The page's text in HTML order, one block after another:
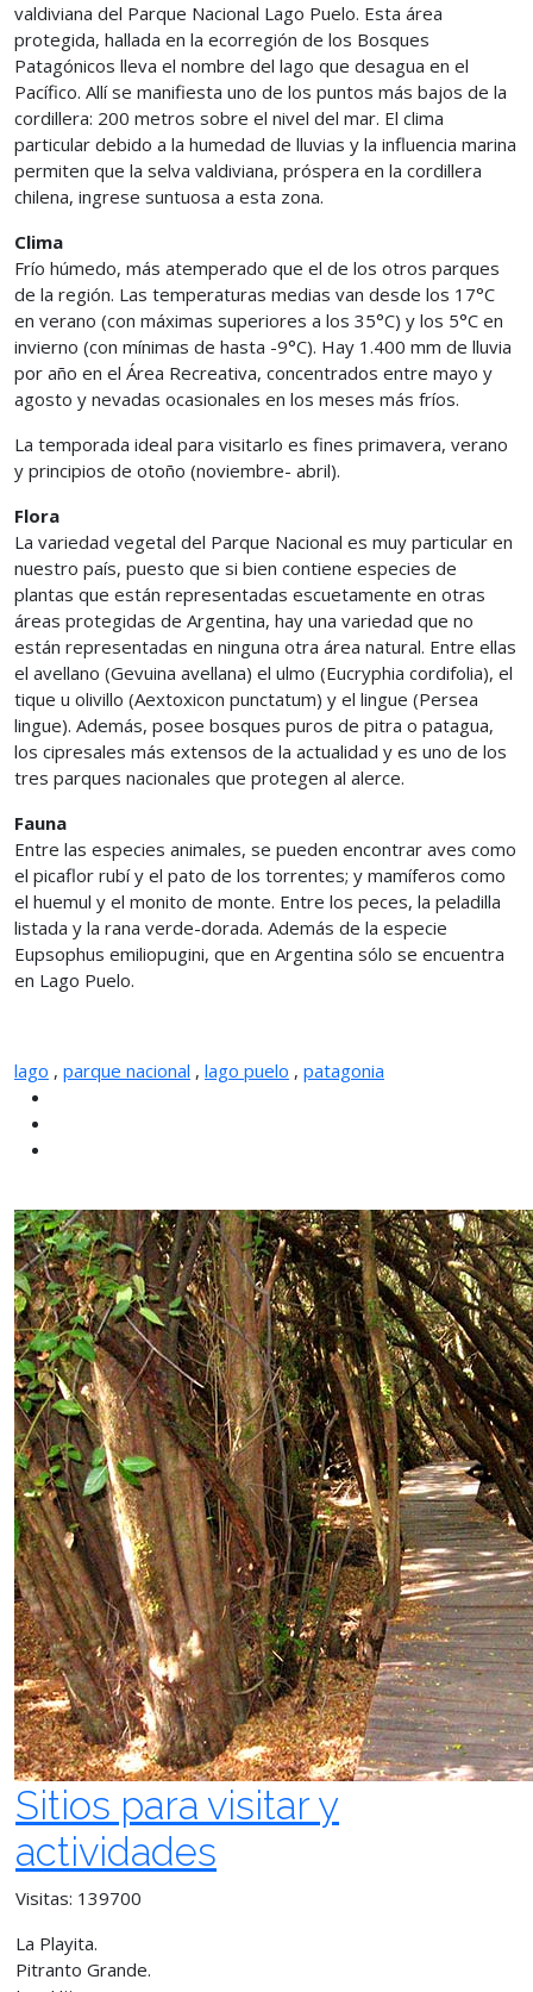
valdiviana del Parque Nacional Lago Puelo. Esta área
protegida, hallada en la ecorregión de los Bosques
Patagónicos lleva el nombre del lago que desagua en el
Pacífico. Allí se manifiesta uno de los puntos más bajos de la
cordillera: 200 metros sobre el nivel del mar. El clima
particular debido a la humedad de lluvias y la influencia marina
permiten que la selva valdiviana, próspera en la cordillera
chilena, ingrese suntuosa a esta zona.
Clima
Frío húmedo, más atemperado que el de los otros parques
de la región. Las temperaturas medias van desde los 17°C
en verano (con máximas superiores a los 35°C) y los 5°C en
invierno (con mínimas de hasta -9°C). Hay 1.400 mm de lluvia
por año en el Área Recreativa, concentrados entre mayo y
agosto y nevadas ocasionales en los meses más fríos.
La temporada ideal para visitarlo es fines primavera, verano
y principios de otoño (noviembre- abril).
Flora
La variedad vegetal del Parque Nacional es muy particular en
nuestro país, puesto que si bien contiene especies de
plantas que están representadas escuetamente en otras
áreas protegidas de Argentina, hay una variedad que no
están representadas en ninguna otra área natural. Entre ellas
el avellano (Gevuina avellana) el ulmo (Eucryphia cordifolia), el
tique u olivillo (Aextoxicon punctatum) y el lingue (Persea
lingue). Además, posee bosques puros de pitra o patagua,
los cipresales más extensos de la actualidad y es uno de los
tres parques nacionales que protegen al alerce.
Fauna
Entre las especies animales, se pueden encontrar aves como
el picaflor rubí y el pato de los torrentes; y mamíferos como
el huemul y el monito de monte. Entre los peces, la peladilla
listada y la rana verde-dorada. Además de la especie
Eupsophus emiliopugini, que en Argentina sólo se encuentra
en Lago Puelo.
lago , parque nacional , lago puelo , patagonia
Sitios para visitar y
actividades
Visitas: 139700
La Playita.
Pitranto Grande.